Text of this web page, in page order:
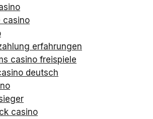
casino
erfahrungen
casino freispiele
deutsch
casino